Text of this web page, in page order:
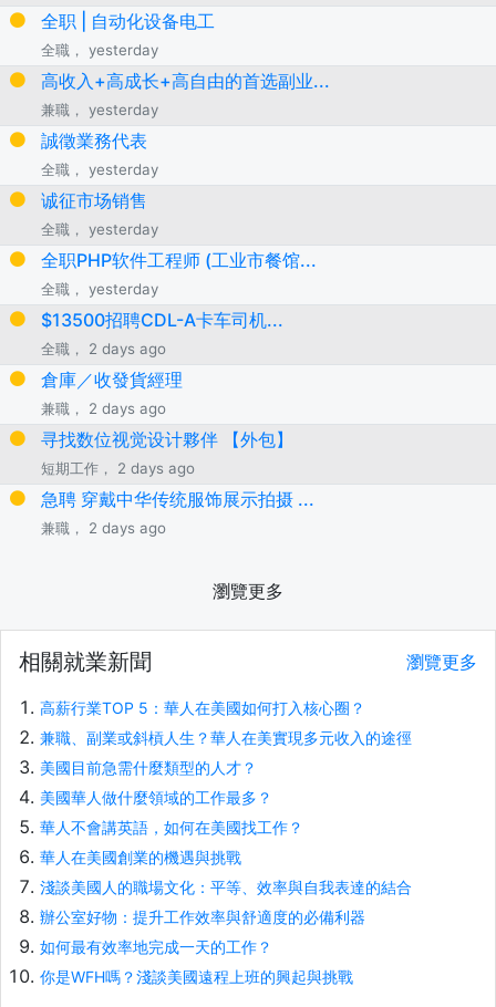
全职 | 自动化设备电工
全職， yesterday
高收入+高成长+高自由的首选副业...
兼職， yesterday
誠徵業務代表
全職， yesterday
诚征市场销售
全職， yesterday
全职PHP软件工程师 (工业市餐馆...
全職， yesterday
$13500招聘CDL-A卡车司机...
全職， 2 days ago
倉庫／收發貨經理
兼職， 2 days ago
寻找数位视觉设计夥伴 【外包】
短期工作， 2 days ago
急聘 穿戴中华传统服饰展示拍摄 ...
兼職， 2 days ago
瀏覽更多
相關就業新聞 瀏覽更多
高薪行業TOP 5：華人在美國如何打入核心圈？
兼職、副業或斜槓人生？華人在美實現多元收入的途徑
美國目前急需什麼類型的人才？
美國華人做什麼領域的工作最多？
華人不會講英語，如何在美國找工作？
華人在美國創業的機遇與挑戰
淺談美國人的職場文化：平等、效率與自我表達的結合
辦公室好物：提升工作效率與舒適度的必備利器
如何最有效率地完成一天的工作？
你是WFH嗎？淺談美國遠程上班的興起與挑戰